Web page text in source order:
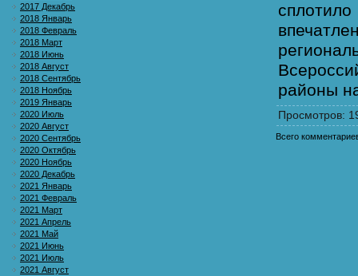
2017 Декабрь
2018 Январь
2018 Февраль
2018 Март
2018 Июнь
2018 Август
2018 Сентябрь
2018 Ноябрь
2019 Январь
2020 Июль
2020 Август
2020 Сентябрь
2020 Октябрь
2020 Ноябрь
2020 Декабрь
2021 Январь
2021 Февраль
2021 Март
2021 Апрель
2021 Май
2021 Июнь
2021 Июль
2021 Август
районы
Просмотров:
Всего